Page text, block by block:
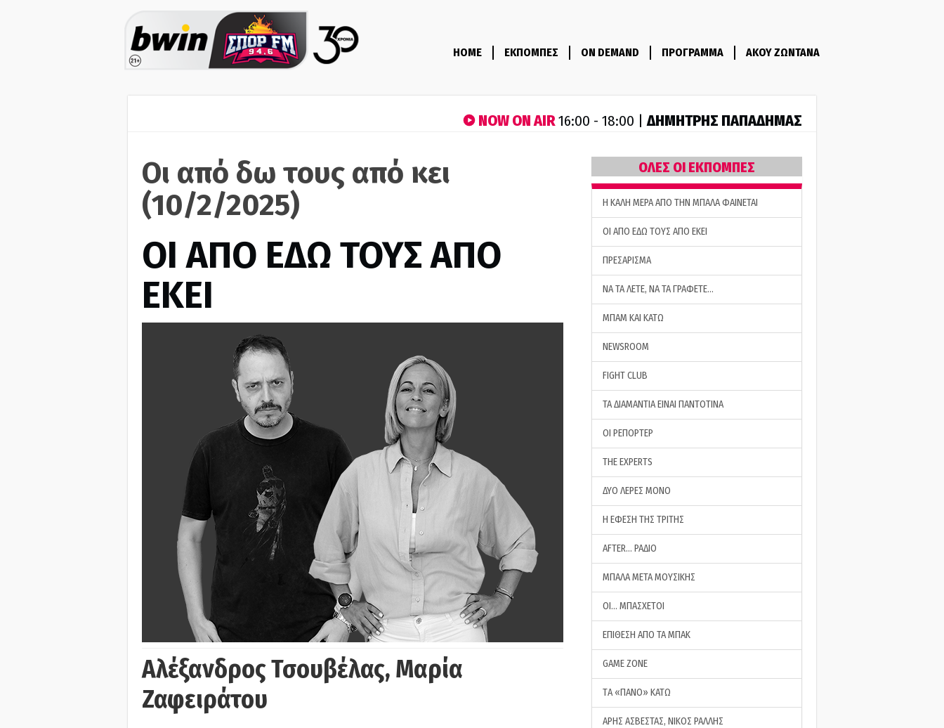
HOME ΕΚΠΟΜΠΕΣ ON DEMAND ΠΡΟΓΡΑΜΜΑ ΑΚΟΥ ΖΩΝΤΑΝΑ
NOW ON AIR16:00 - 18:00 |ΔΗΜΗΤΡΗΣ ΠΑΠΑΔΗΜΑΣ
Οι από δω τους από κει
(10/2/2025)
ΟΙ ΑΠΟ ΕΔΩ ΤΟΥΣ ΑΠΟ
ΕΚΕΙ
Αλέξανδρος Τσουβέλας, Μαρία
Ζαφειράτου
ΟΛΕΣ ΟΙ ΕΚΠΟΜΠΕΣ
H ΚΑΛΗ ΜΕΡΑ ΑΠΟ ΤΗΝ ΜΠΑΛΑ ΦΑΙΝΕΤΑΙ
ΟΙ ΑΠΟ ΕΔΩ ΤΟΥΣ ΑΠΟ ΕΚΕΙ
ΠΡΕΣΑΡΙΣΜΑ
ΝΑ ΤΑ ΛΕΤΕ, ΝΑ ΤΑ ΓΡΑΦΕΤΕ…
ΜΠΑΜ ΚΑΙ ΚΑΤΩ
NEWSROOM
FIGHT CLUB
ΤΑ ΔΙΑΜΑΝΤΙΑ ΕΙΝΑΙ ΠΑΝΤΟΤΙΝΑ
ΟΙ ΡΕΠΟΡΤΕΡ
THE EXPERTS
ΔΥΟ ΛΕΡΕΣ ΜΟΝΟ
Η ΕΦΕΣΗ ΤΗΣ ΤΡΙΤΗΣ
AFTER… ΡΑΔΙΟ
ΜΠΑΛΑ ΜΕΤΑ ΜΟΥΣΙΚΗΣ
ΟΙ… ΜΠΑΣΧΕΤΟΙ
ΕΠΙΘΕΣΗ ΑΠΟ ΤΑ ΜΠΑΚ
GAME ZONE
ΤA «ΠΑΝΟ» ΚΑΤΩ
ΑΡΗΣ ΑΣΒΕΣΤΑΣ, ΝΙΚΟΣ ΡΑΛΛΗΣ